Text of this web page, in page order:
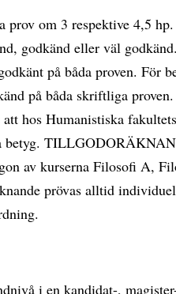
prov om 3 respektive 4,5
godkänd eller väl
på båda proven. För
på båda skriftliga
hos Humanistiska
betyg.
av kurserna Filosofi A,
prövas alltid
i en kandidat-,